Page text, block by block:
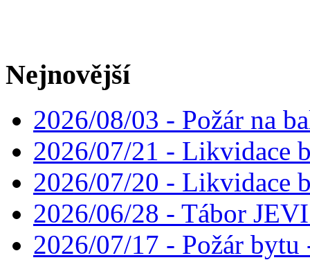
Nejnovější
2026/08/03 - Požár na
2026/07/21 - Likvidace
2026/07/20 - Likvidace
2026/06/28 - Tábor
2026/07/17 - Požár